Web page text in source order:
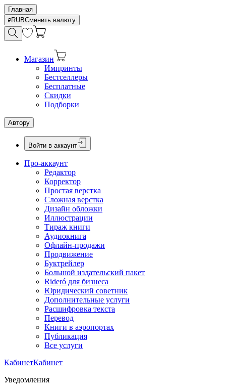
Главная
RUBСменить валюту
Магазин
Импринты
Бестселлеры
Бесплатные
Скидки
Подборки
Автору
Войти в аккаунт
Про-аккаунт
Редактор
Корректор
Простая верстка
Сложная верстка
Дизайн обложки
Иллюстрации
Тираж книги
Аудиокнига
Офлайн-продажи
Продвижение
Буктрейлер
Большой издательский пакет
Rideró для бизнеса
Юридический советник
Дополнительные услуги
Расшифровка текста
Перевод
Книги в аэропортах
Публикация
Все услуги
КабинетКабинет
Уведомления